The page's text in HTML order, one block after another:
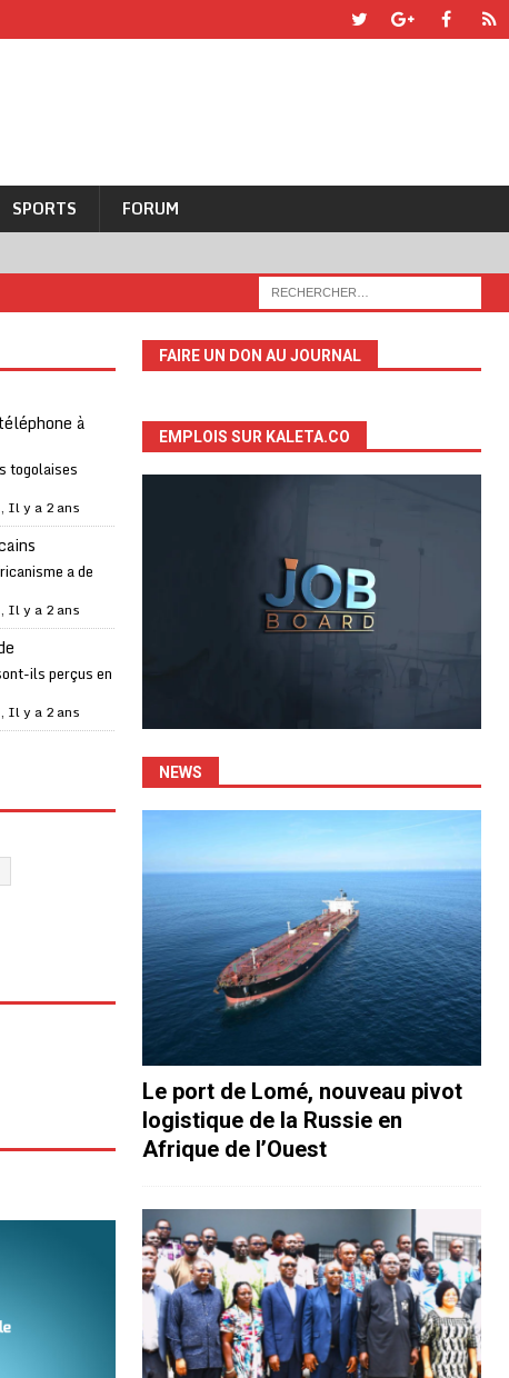
SPORTS FORUM
à
togolaises
, Il y a 2 ans
a de
, Il y a 2 ans
ils perçus en
, Il y a 2 ans
FAIRE UN DON AU JOURNAL
EMPLOIS SUR KALETA.CO
NEWS
Le port de Lomé, nouveau pivot
logistique de la Russie en
Afrique de l’Ouest